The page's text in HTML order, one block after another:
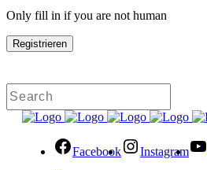
Only fill in if you are not human
Facebook Instagram